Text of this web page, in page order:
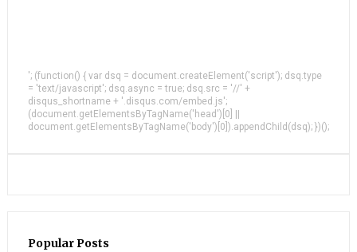
'; (function() { var dsq = document.createElement('script'); dsq.type
= 'text/javascript'; dsq.async = true; dsq.src = '//' +
disqus_shortname + '.disqus.com/embed.js';
(document.getElementsByTagName('head')[0] ||
document.getElementsByTagName('body')[0]).appendChild(dsq); })();
Popular Posts